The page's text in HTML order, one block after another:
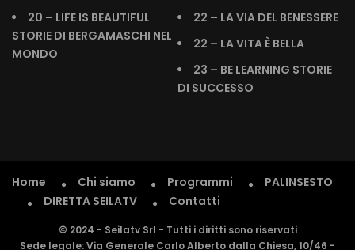
20 – LIFE IS BEAUTIFUL
STORIE DI BERGAMASCHI NEL
MONDO
22 – LA VIA DEL BENESSERE
22 – LA VITA È BELLA
23 – BE LEARNING STORIE
DI SUCCESSO
Home Chi siamo Programmi
PALINSESTO
DIRETTA SEILATV
Contatti
© 2024 - Seilatv Srl - Tutti i diritti sono riservati
Sede legale: Via Generale Carlo Alberto dalla Chiesa, 10/46 -